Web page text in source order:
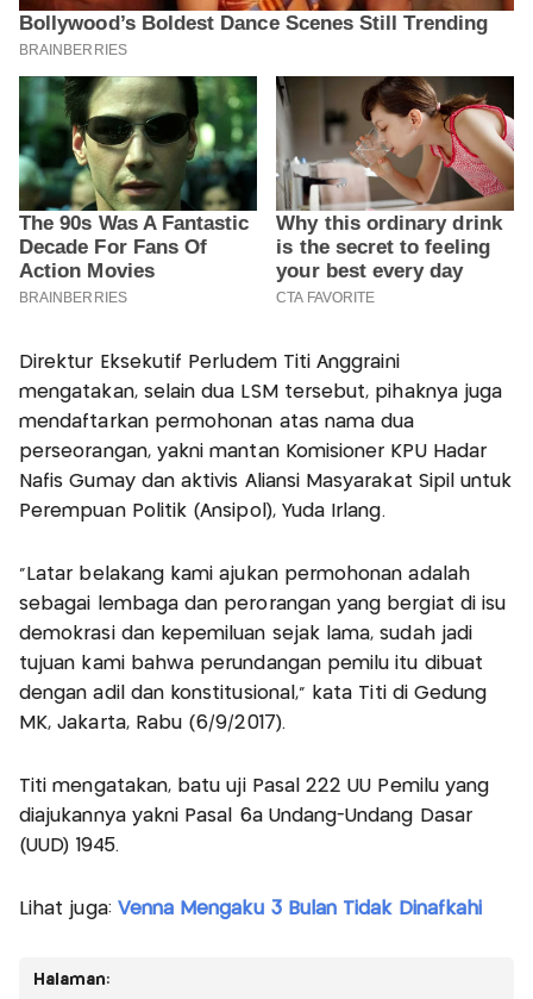
Direktur Eksekutif Perludem Titi Anggraini
mengatakan, selain dua LSM tersebut, pihaknya juga
mendaftarkan permohonan atas nama dua
perseorangan, yakni mantan Komisioner KPU Hadar
Nafis Gumay dan aktivis Aliansi Masyarakat Sipil untuk
Perempuan Politik (Ansipol), Yuda Irlang.
"Latar belakang kami ajukan permohonan adalah
sebagai lembaga dan perorangan yang bergiat di isu
demokrasi dan kepemiluan sejak lama, sudah jadi
tujuan kami bahwa perundangan pemilu itu dibuat
dengan adil dan konstitusional," kata Titi di Gedung
MK, Jakarta, Rabu (6/9/2017).
Titi mengatakan, batu uji Pasal 222 UU Pemilu yang
diajukannya yakni Pasal 6a Undang-Undang Dasar
(UUD) 1945.
Lihat juga: Venna Mengaku 3 Bulan Tidak Dinafkahi
Halaman: